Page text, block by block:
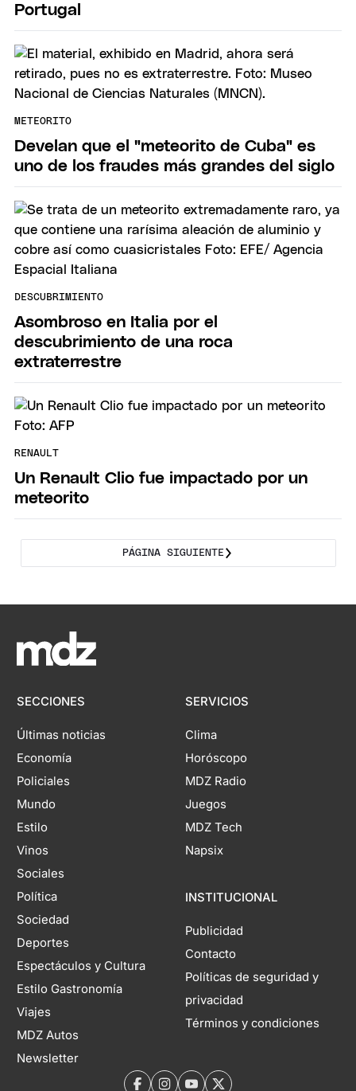
Portugal
METEORITO
Develan que el "meteorito de Cuba" es
uno de los fraudes más grandes del siglo
DESCUBRIMIENTO
Asombroso en Italia por el
descubrimiento de una roca
extraterrestre
RENAULT
Un Renault Clio fue impactado por un
meteorito
PÁGINA SIGUIENTE
SECCIONES
Últimas noticias
Economía
Policiales
Mundo
Estilo
Vinos
Sociales
Política
Sociedad
Deportes
Espectáculos y Cultura
Estilo Gastronomía
Viajes
MDZ Autos
Newsletter
SERVICIOS
Clima
Horóscopo
MDZ Radio
Juegos
MDZ Tech
Napsix
INSTITUCIONAL
Publicidad
Contacto
Políticas de seguridad y
privacidad
Términos y condiciones